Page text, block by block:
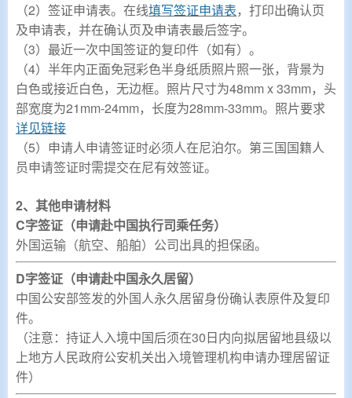
（2）签证申请表。在线填写签证申请表 ，打印出确认页
及申请表，并在确认页及申请表最后签字。
（3）最近一次中国签证的复印件（如有）。
（4） 半年内正面免冠彩色半身纸质照片照一张，背景为
白色或接近白色，无边框。照片尺寸为48mm x 33mm，头
部宽度为21mm-24mm，长度为28mm-33mm。照片要求
详见链接
（5）申请人申请签证时必须人在尼泊尔。第三国国籍人
员申请签证时需提交在尼有效签证。
2、其他申请材料
C字签证（申请赴中国执行司乘任务）
外国运输（航空、船舶）公司出具的担保函。
D字签证（申请赴中国永久居留）
中国公安部签发的外国人永久居留身份确认表原件及复印
件。
（注意：持证人入境中国后须在30日内向拟居留地县级以
上地方人民政府公安机关出入境管理机构申请办理居留证
件）